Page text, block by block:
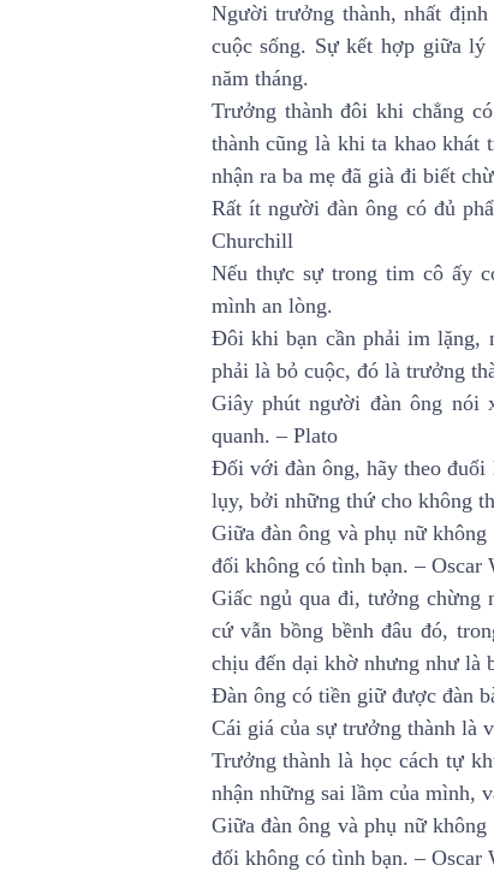
Người trưởng thành, nhất
cuộc sống. Sự kết hợp giữa
năm tháng.
Trưởng thành đôi khi chẳng
thành cũng là khi ta khao
nhận ra ba mẹ đã già đi biết
Rất ít người đàn ông có đủ
Churchill
Nếu thực sự trong tim cô ấy
mình an lòng.
Đôi khi bạn cần phải im lặng,
phải là bỏ cuộc, đó là trưởng
Giây phút người đàn ông nói
quanh. – Plato
Đối với đàn ông, hãy theo đuổi
lụy, bởi những thứ cho không
Giữa đàn ông và phụ nữ
đối không có tình bạn. – Oscar
Giấc ngủ qua đi, tưởng chừng
cứ vẫn bồng bềnh đâu đó,
chịu đến dại khờ nhưng như là
Đàn ông có tiền giữ được đàn
Cái giá của sự trưởng thành là
Trưởng thành là học cách tự
nhận những sai lầm của mình,
Giữa đàn ông và phụ nữ
đối không có tình bạn. – Oscar